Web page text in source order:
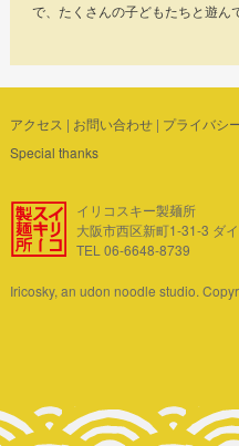
で、たくさんの子どもたちと遊ん
アクセス | お問い合わせ| プライバシ
Special thanks
イリコスキー製麺所
大阪市西区新町1-31-3 ダ
TEL 06-6648-8739
Iricosky, an udon noodle studio.